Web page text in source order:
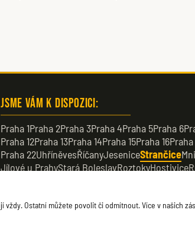
Jsme vám k dispozici:
Praha 1Praha 2Praha 3Praha 4Praha 5Praha 6
Praha 12Praha 13Praha 14Praha 15Praha 16Praha
Praha 22UhříněvesŘíčanyJeseniceStrančice
Jílové u PrahyStará BoleslavRoztokyHostivice
Ostatní můžete povolit či odmítnout. Více v našich